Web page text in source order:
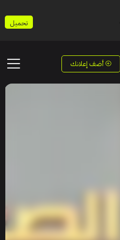
أضف إعلانك
تحميل